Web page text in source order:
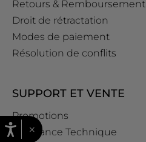
Retours & Remboursement
Droit de rétractation
Modes de paiement
Résolution de conflits
SUPPORT ET VENTE
Promotions
Assistance Technique
×